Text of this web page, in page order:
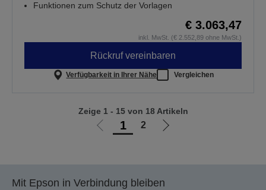
Funktionen zum Schutz der Vorlagen
€ 3.063,47
inkl. MwSt. (€ 2.552,89 ohne MwSt.)
Rückruf vereinbaren
Verfügbarkeit in Ihrer Nähe Vergleichen
Zur
1 2
Zur
Zeige 1 - 15 von 18 Artikeln
Mit Epson in Verbindung bleiben